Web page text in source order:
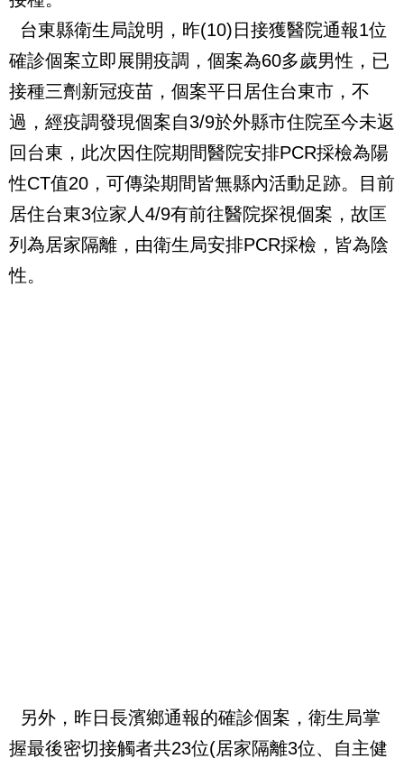
台東縣衛生局說明，昨(10)日接獲醫院通報1位
確診個案立即展開疫調，個案為60多歲男性，已
接種三劑新冠疫苗，個案平日居住台東市，不
過，經疫調發現個案自3/9於外縣市住院至今未返
回台東，此次因住院期間醫院安排PCR採檢為陽
性CT值20，可傳染期間皆無縣內活動足跡。目前
居住台東3位家人4/9有前往醫院探視個案，故匡
列為居家隔離，由衛生局安排PCR採檢，皆為陰
性。
另外，昨日長濱鄉通報的確診個案，衛生局掌
握最後密切接觸者共23位(居家隔離3位、自主健